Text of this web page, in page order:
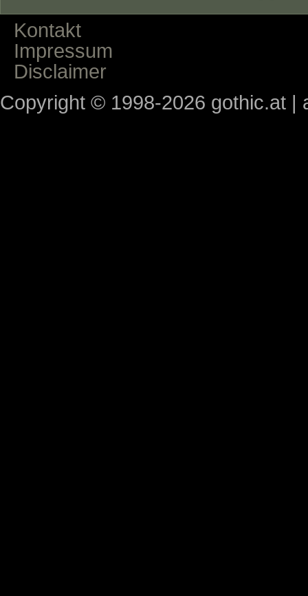
Kontakt
Impressum
Disclaimer
Copyright © 1998-2026 gothic.at |